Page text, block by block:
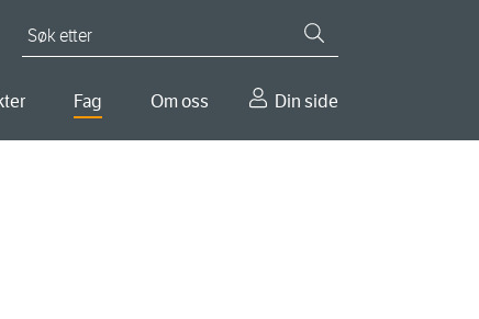
Fag Om oss Din side